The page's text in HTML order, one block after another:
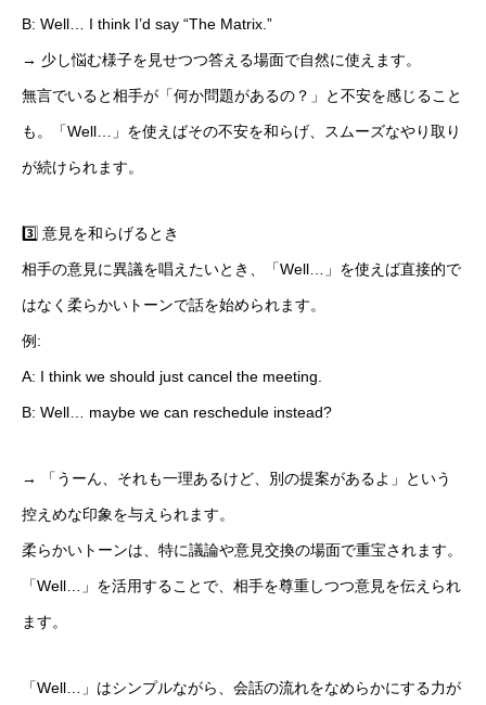
B: Well… I think I’d say “The Matrix.”
→ 少し悩む様子を見せつつ答える場面で自然に使えます。
無言でいると相手が「何か問題があるの？」と不安を感じること
も。「Well…」を使えばその不安を和らげ、スムーズなやり取り
が続けられます。
3️⃣ 意見を和らげるとき
相手の意見に異議を唱えたいとき、「Well…」を使えば直接的で
はなく柔らかいトーンで話を始められます。
例:
A: I think we should just cancel the meeting.
B: Well… maybe we can reschedule instead?
→ 「うーん、それも一理あるけど、別の提案があるよ」という
控えめな印象を与えられます。
柔らかいトーンは、特に議論や意見交換の場面で重宝されます。
「Well…」を活用することで、相手を尊重しつつ意見を伝えられ
ます。
「Well…」はシンプルながら、会話の流れをなめらかにする力が